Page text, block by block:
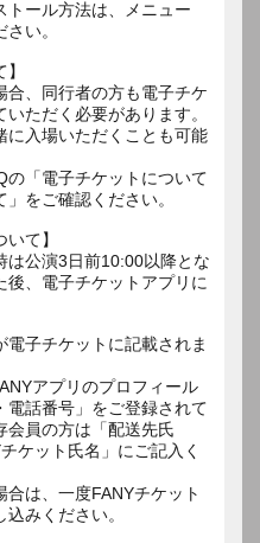
ール方法は、メニュー
い。
合、同行者の方も電子チケ
ただく必要があります。
入場いただくことも可能
「電子チケットについて
をご確認ください。
て】
公演3日前10:00以降とな
後、電子チケットアプリに
子チケットに記載されま
アプリのプロフィール
電話番号」をご登録されて
会員の方は「配送先氏
ケット氏名」にご記入く
は、一度FANYチケット
込みください。